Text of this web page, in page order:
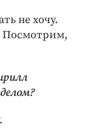
не хочу.
Посмотрим,